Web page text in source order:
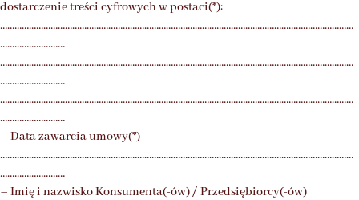
dostarczenie treści cyfrowych w postaci(*):
…………………………………………………………………………………………………………………………………
………………………
…………………………………………………………………………………………………………………………………
………………………
…………………………………………………………………………………………………………………………………
………………………
– Data zawarcia umowy(*)
…………………………………………………………………………………………………………………………………
………………………
– Imię i nazwisko Konsumenta(-ów) / Przedsiębiorcy(-ów)